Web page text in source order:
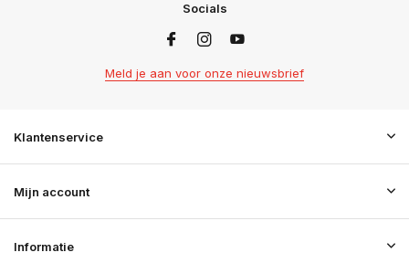
Socials
Meld je aan voor onze nieuwsbrief
Klantenservice
Mijn account
Informatie